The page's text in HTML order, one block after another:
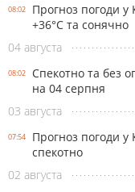
08:02
Прогноз погоди у
+36°С та сонячно
04 августа
08:02
Спекотно та без
на 04 серпня
03 августа
07:54
Прогноз погоди у
спекотно
02 августа